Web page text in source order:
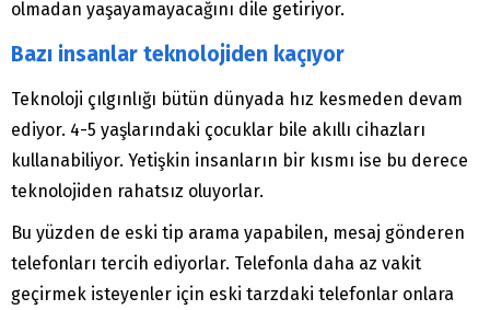
olmadan yaşayamayacağını dile getiriyor.
Bazı insanlar teknolojiden kaçıyor
Teknoloji çılgınlığı bütün dünyada hız kesmeden devam
ediyor. 4-5 yaşlarındaki çocuklar bile akıllı cihazları
kullanabiliyor. Yetişkin insanların bir kısmı ise bu derece
teknolojiden rahatsız oluyorlar.
Bu yüzden de eski tip arama yapabilen, mesaj gönderen
telefonları tercih ediyorlar. Telefonla daha az vakit
geçirmek isteyenler için eski tarzdaki telefonlar onlara